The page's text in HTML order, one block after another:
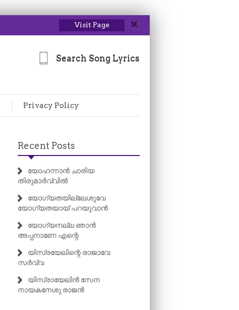
Visit Page
Search Song Lyrics
Privacy Policy
Recent Posts
യോഹന്നാൻ ചാരിയ
തിരുമാർവ്വിൽ
യോഗ്യതയില്ലേശുവേ
യോഗ്യതയായ് പറയുവാൻ
യോഗ്യനല്ല ഞാൻ
അപ്പനാണേ എന്റെ
യിസ്രയേലിന്റെ രാജാവേ
സർവ്വ
യിസ്രായേലിൻ സേന
നായകനേശു രാജൻ